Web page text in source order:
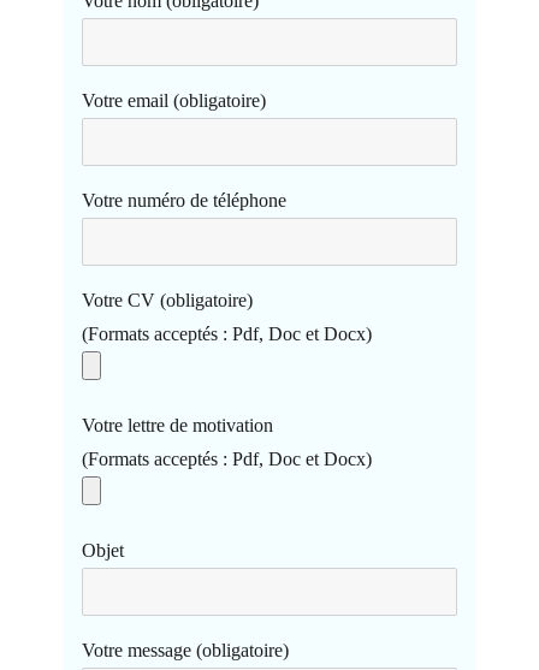
Votre email (obligatoire)
Votre numéro de téléphone
Votre CV (obligatoire)
(Formats acceptés : Pdf, Doc et Docx)
Votre lettre de motivation
(Formats acceptés : Pdf, Doc et Docx)
Objet
Votre message (obligatoire)